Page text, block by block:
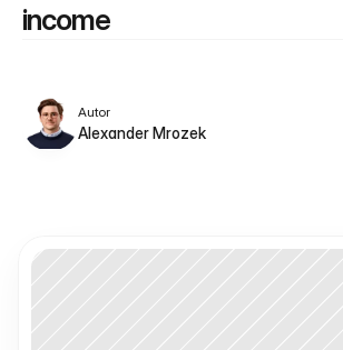
income
Autor
Alexander Mrozek